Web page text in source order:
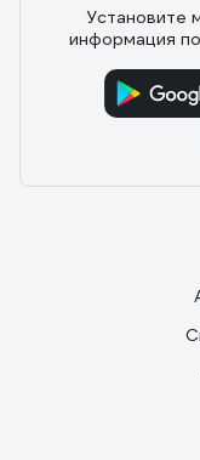
Установите
информация